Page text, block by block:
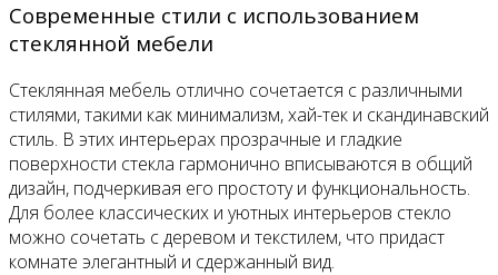
Современные стили с использованием
стеклянной мебели
Стеклянная мебель отлично сочетается с различными
стилями, такими как минимализм, хай-тек и скандинавский
стиль. В этих интерьерах прозрачные и гладкие
поверхности стекла гармонично вписываются в общий
дизайн, подчеркивая его простоту и функциональность.
Для более классических и уютных интерьеров стекло
можно сочетать с деревом и текстилем, что придаст
комнате элегантный и сдержанный вид.